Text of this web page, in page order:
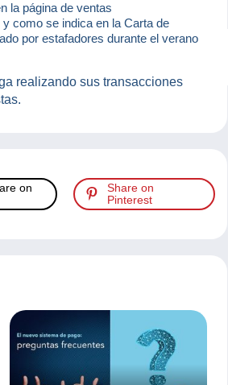
la página de ventas
como se indica en la Carta de
por estafadores durante el verano
realizando sus transacciones
on
Share on
Pinterest